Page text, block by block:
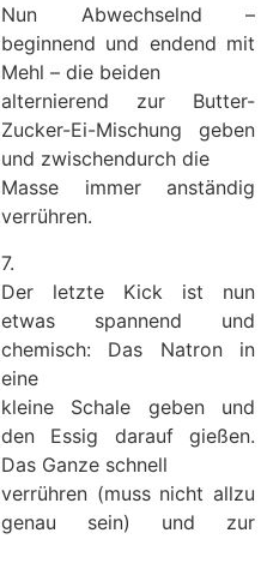
Nun Abwechselnd –
beginnend und endend mit
Mehl – die beiden
alternierend zur Butter-
Zucker-Ei-Mischung geben
und zwischendurch die
Masse immer anständig
verrühren.
7.
Der letzte Kick ist nun
etwas spannend und
chemisch: Das Natron in
eine
kleine Schale geben und
den Essig darauf gießen.
Das Ganze schnell
verrühren (muss nicht allzu
genau sein) und zur